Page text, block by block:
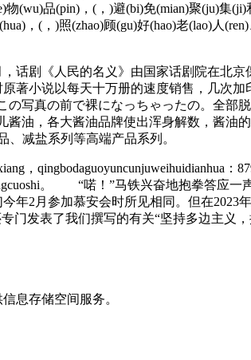
物(wu)品(pin)，(，)避(bi)免(mian)聚(ju)集
，(，)照(zhao)顾(gu)好(hao)老(lao)人
剧《人民的名义》由国家话剧院在北
著小说以每天十万册的速度销售，几次
写真の前で裸になっちゃったの。全部
，各大酱油品牌使出浑身解数，酱油
减盐系列等高端产品系列。
qingbodaguoyuncunjuweihuidianhua：
。 “喏！”马铁兴奋地抱拳
年2月参加慕安会时所见相同。但在2023
发表了我们撰写的有关“坚持多边主义，
息存储空间服务。